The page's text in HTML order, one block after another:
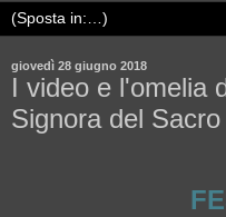
giovedì 28 giugno 2018
I video e l'omelia
Signora del